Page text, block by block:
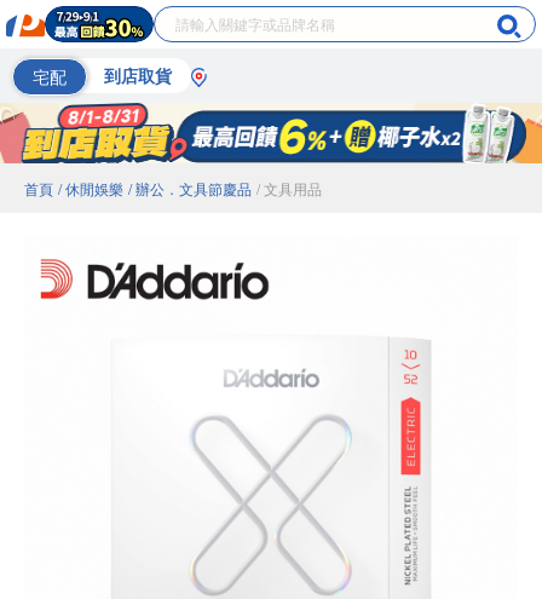
宅配 到店取貨
首頁 / 休閒娛樂 / 辦公．文具節慶品 / 文具用品